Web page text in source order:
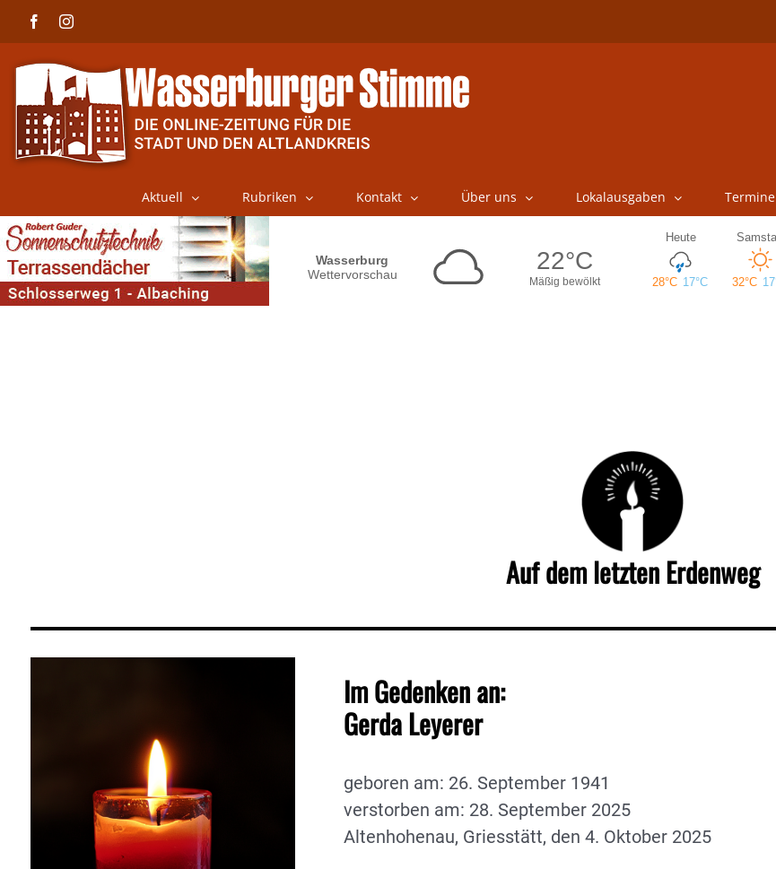
FacebookInstagram
Aktuell Rubriken Kontakt Über uns Lokalausgaben Termine
Auf dem letzten Erdenweg
Im Gedenken an:
Gerda Leyerer
geboren am: 26. September 1941
verstorben am: 28. September 2025
Altenhohenau, Griesstätt, den 4. Oktober 2025